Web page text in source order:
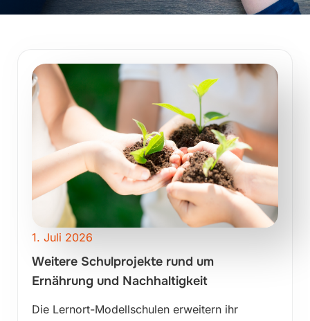
1. Juli 2026
Weitere Schulprojekte rund um
Ernährung und Nachhaltigkeit
Die Lernort-Modellschulen erweitern ihr